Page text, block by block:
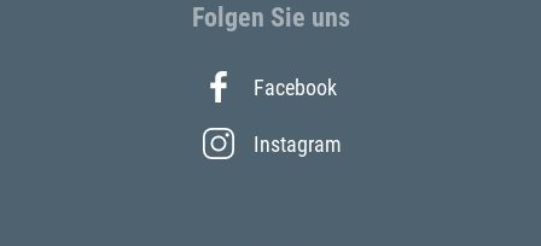
Folgen Sie uns
Facebook
Instagram